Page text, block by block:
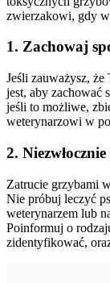
zwierzakowi, gdy
1. Zachowaj
Jeśli zauważysz,
jest, aby zachować
jeśli to możliwe,
weterynarzowi w
2.
Zatrucie grzybami
Nie próbuj leczyć
weterynarzem lub
Poinformuj o
zidentyfikować,